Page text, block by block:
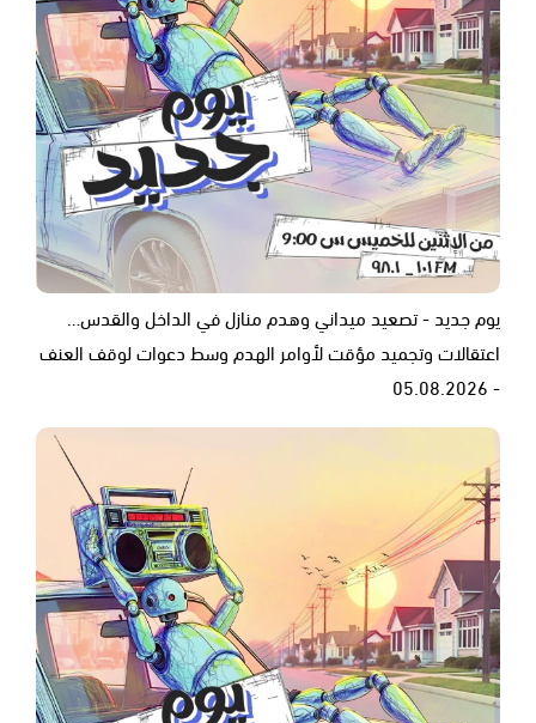
يوم جديد - تصعيد ميداني وهدم منازل في الداخل والقدس…
اعتقالات وتجميد مؤقت لأوامر الهدم وسط دعوات لوقف العنف
- 05.08.2026